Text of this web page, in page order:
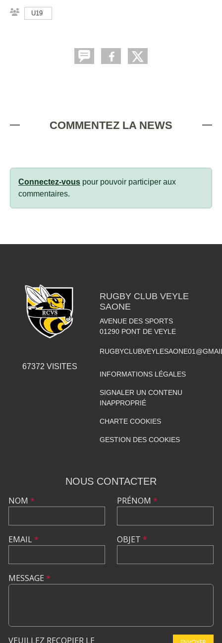
U19
COMMENTEZ LA NEWS
Connectez-vous pour pouvoir participer aux
commentaires.
67372 VISITES
RUGBY CLUB VEYLE
SAONE
AVENUE DES SPORTS
01290 PONT DE VEYLE
INFORMATIONS LÉGALES
SIGNALER UN CONTENU
INAPPROPRIÉ
CHARTE COOKIES
GESTION DES COOKIES
NOUS CONTACTER
NOM *
EMAIL*
PRÉNOM *
OBJET *
MESSAGE *
VEUILLEZ RECOPIER LE